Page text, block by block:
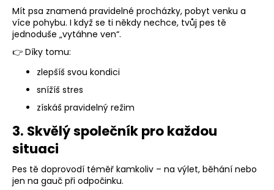
Mít psa znamená pravidelné procházky, pobyt venku a
více pohybu. I když se ti někdy nechce, tvůj pes tě
jednoduše „vytáhne ven“.
👉 Díky tomu:
zlepšíš svou kondici
snížíš stres
získáš pravidelný režim
3. Skvělý společník pro každou
situaci
Pes tě doprovodí téměř kamkoliv – na výlet, běhání nebo
jen na gauč při odpočinku.
HLEDAT
o
r
u
č
u